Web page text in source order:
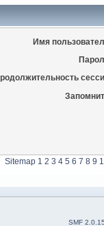
Имя
Sitemap 1 2 3 4 5 6 7 8 9
SMF